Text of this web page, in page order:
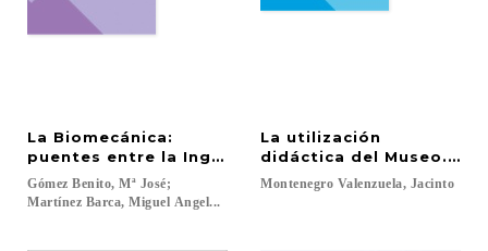
La Biomecánica:
puentes entre la Ingeniería y las Ciencia
Gómez Benito, Mª José;
Martínez Barca, Miguel Angel...
La utilización
didáctica del Museo.
Montenegro Valenzuela, Jacinto